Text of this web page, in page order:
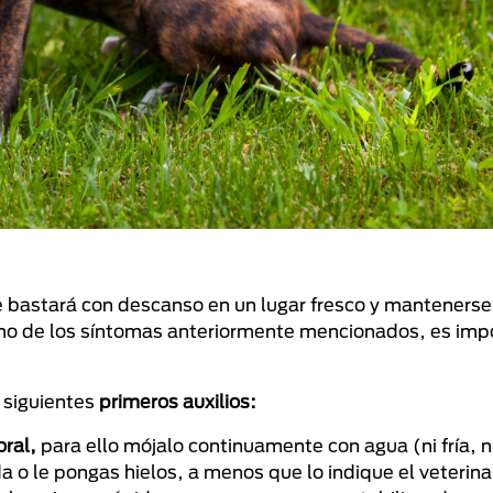
con descanso en un lugar fresco y
de los síntomas anteriormente mencionados, es
primeros auxilios:
para ello mójalo continuamente con agua (ni fría,
o le pongas hielos, a menos que lo indique el